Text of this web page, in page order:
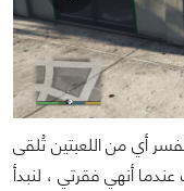
أي من اللعبتين تُلقى
أنهي فقرتي ، لنبدأ